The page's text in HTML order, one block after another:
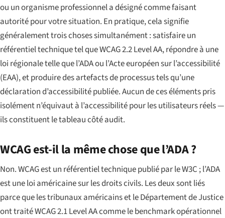
ou un organisme professionnel a désigné comme faisant
autorité pour votre situation. En pratique, cela signifie
généralement trois choses simultanément : satisfaire un
référentiel technique tel que WCAG 2.2 Level AA, répondre à une
loi régionale telle que l’ADA ou l’Acte européen sur l’accessibilité
(EAA), et produire des artefacts de processus tels qu’une
déclaration d’accessibilité publiée. Aucun de ces éléments pris
isolément n’équivaut à l’accessibilité pour les utilisateurs réels —
ils constituent le tableau côté audit.
WCAG est-il la même chose que l’ADA ?
Non. WCAG est un référentiel technique publié par le W3C ; l’ADA
est une loi américaine sur les droits civils. Les deux sont liés
parce que les tribunaux américains et le Département de Justice
ont traité WCAG 2.1 Level AA comme le benchmark opérationnel